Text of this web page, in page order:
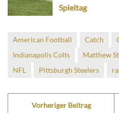
Spieltag
American Football Catch
Indianapolis Colts
Matthew
NFL
Pittsburgh Steelers
Vorheriger Beitrag